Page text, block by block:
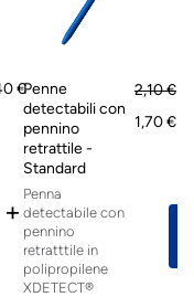
€
+
Penne
detectabili con
pennino
retrattile -
Standard
Penna
detectabile con
pennino
retratttile in
polipropilene
XDETECT®
2,10 €
1,70 €